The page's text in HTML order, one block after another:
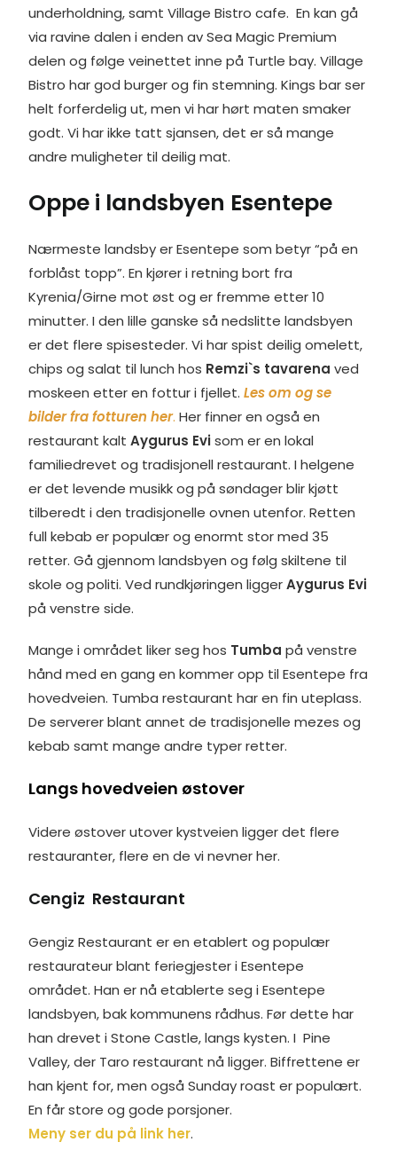
underholdning, samt Village Bistro cafe. En kan gå
via ravine dalen i enden av Sea Magic Premium
delen og følge veinettet inne på Turtle bay. Village
Bistro har god burger og fin stemning. Kings bar ser
helt forferdelig ut, men vi har hørt maten smaker
godt. Vi har ikke tatt sjansen, det er så mange
andre muligheter til deilig mat.
Oppe i landsbyen Esentepe
Nærmeste landsby er Esentepe som betyr “på en
forblåst topp”. En kjører i retning bort fra
Kyrenia/Girne mot øst og er fremme etter 10
minutter. I den lille ganske så nedslitte landsbyen
er det flere spisesteder. Vi har spist deilig omelett,
chips og salat til lunch hos Remzi`s tavarena ved
moskeen etter en fottur i fjellet.Les om og se
bilder fra fotturen her. Her finner en også en
restaurant kaltAygurus Evisom er en lokal
familiedrevet og tradisjonell restaurant. I helgene
er det levende musikk og på søndager blir kjøtt
tilberedt i den tradisjonelle ovnen utenfor. Retten
full kebab er populær og enormt stor med 35
retter. Gå gjennom landsbyen og følg skiltene til
skole og politi. Ved rundkjøringen liggerAygurus Evi
på venstre side.
Mange i området liker seg hos Tumbapå venstre
hånd med en gang en kommer opp til Esentepe fra
hovedveien. Tumba restaurant har en fin uteplass.
De serverer blant annet de tradisjonelle mezes og
kebab samt mange andre typer retter.
Langs hovedveien østover
Videre østover utover kystveien ligger det flere
restauranter, flere en de vi nevner her.
Cengiz Restaurant
Gengiz Restaurant er en etablert og populær
restaurateur blant feriegjester i Esentepe
området. Han er nå etablerte seg i Esentepe
landsbyen, bak kommunens rådhus. Før dette har
han drevet i Stone Castle, langs kysten. I Pine
Valley, der Taro restaurant nå ligger. Biffrettene er
han kjent for, men også Sunday roast er populært.
En får store og gode porsjoner.
Meny ser du på link her.